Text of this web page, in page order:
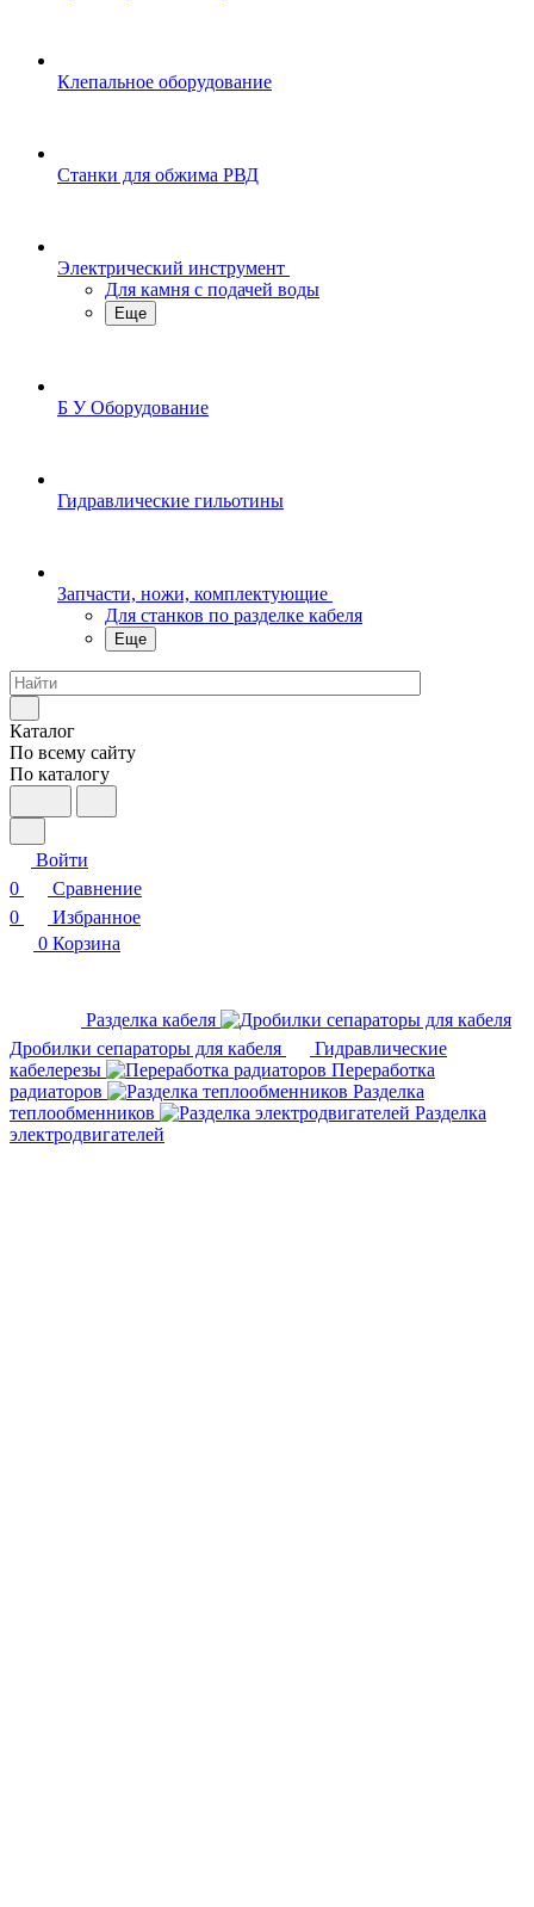
Клепальное оборудование
Станки для обжима РВД
Электрический инструмент
Для камня с подачей воды
Еще
Б У Оборудование
Гидравлические гильотины
Запчасти, ножи, комплектующие
Для станков по разделке кабеля
Еще
Каталог
По всему сайту
По каталогу
Войти
0
Сравнение
0
Избранное
0 Корзина
Разделка кабеля
Дробилки сепараторы для кабеля
Гидравлические
кабелерезы
Переработка
радиаторов
Разделка
теплообменников
Разделка
электродвигателей